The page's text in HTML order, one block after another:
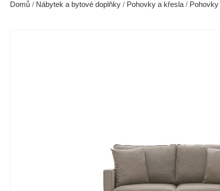
Domů / Nábytek a bytové doplňky / Pohovky a křesla / Pohovky